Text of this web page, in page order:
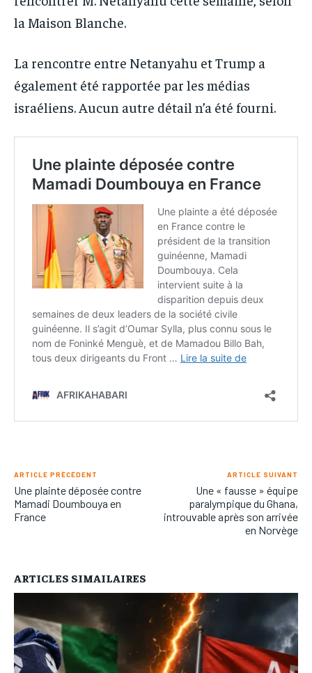
la Maison Blanche.
La rencontre entre Netanyahu et Trump a
également été rapportée par les médias
israéliens. Aucun autre détail n’a été fourni.
ARTICLE PRÉCÉDENT
Une plainte déposée contre
Mamadi Doumbouya en
France
ARTICLE SUIVANT
Une « fausse » équipe
paralympique du Ghana,
introuvable après son arrivée
en Norvège
ARTICLES SIMAILAIRES